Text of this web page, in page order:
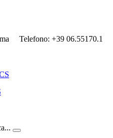
Telefono: +39 06.55170.1